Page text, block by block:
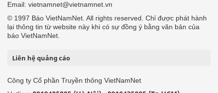
Email: vietnamnet@vietnamnet.vn
© 1997 Báo VietNamNet. All rights reserved. Chỉ được phát hành
lại thông tin từ website này khi có sự đồng ý bằng văn bản của
báo VietNamNet.
Liên hệ quảng cáo
Công ty Cổ phần Truyền thông VietNamNet